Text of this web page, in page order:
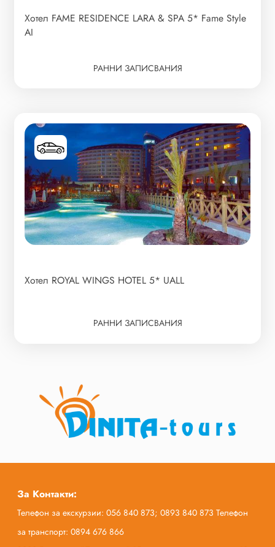
Хотел FAME RESIDENCE LARA & SPA 5* Fame Style
АI
РАННИ ЗАПИСВАНИЯ
Хотел ROYAL WINGS HOTEL 5* UALL
РАННИ ЗАПИСВАНИЯ
За Контакти:
Телефон за екскурзии: 056 840 873; 0893 840 873 Телефон
за транспорт: 0894 676 866